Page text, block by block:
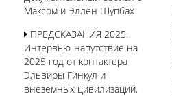
Максом и Эллен Шупбах
ПРЕДСКАЗАНИЯ 2025.
Интервью-напутствие на
2025 год от контактера
Эльвиры Гинкул и
внеземных цивилизаций.